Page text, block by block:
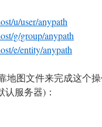
u/user/anypath
g/group/anypath
e/entity/anypath
地图文件来完成这个
认服务器)：